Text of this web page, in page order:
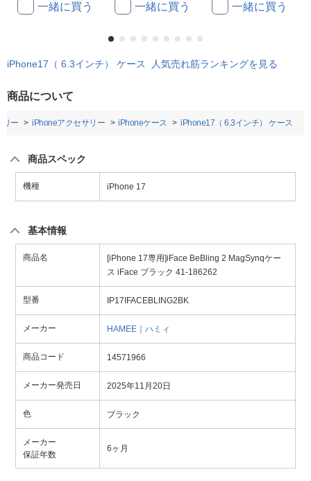
一緒に買う 一緒に買う 一緒に買う
iPhone17（ 6.3インチ） ケース 人気売れ筋ランキングを見る
商品について
リー iPhoneアクセサリー iPhoneケース iPhone17（ 6.3インチ） ケース
商品スペック
機種 iPhone 17
基本情報
商品名
[iPhone 17専用]iFace BeBling 2 MagSynqケー
ス iFace ブラック 41-186262
型番 IP17IFACEBLING2BK
メーカー HAMEE｜ハミィ
商品コード 14571966
メーカー発売日 2025年11月20日
色 ブラック
メーカー
保証年数
6ヶ月